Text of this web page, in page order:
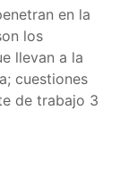
en la
los
llevan a la
cuestiones
de trabajo 3